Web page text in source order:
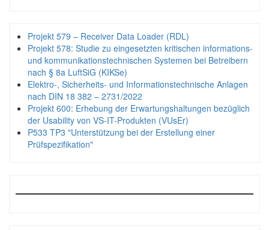
Projekt 579 – Receiver Data Loader (RDL)
Projekt 578: Studie zu eingesetzten kritischen informations-
und kommunikationstechnischen Systemen bei Betreibern
nach § 8a LuftSiG (KIKSe)
Elektro-, Sicherheits- und Informationstechnische Anlagen
nach DIN 18 382 – 2731/2022
Projekt 600: Erhebung der Erwartungshaltungen bezüglich
der Usability von VS-IT-Produkten (VUsEr)
P533 TP3 "Unterstützung bei der Erstellung einer
Prüfspezifikation"